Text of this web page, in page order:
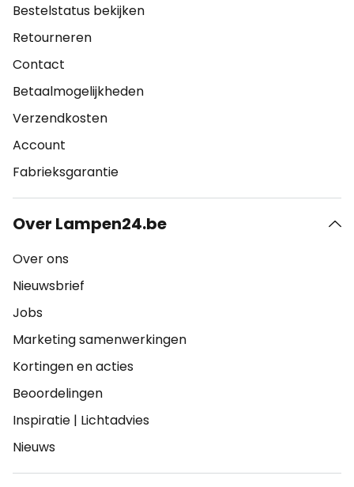
Bestelstatus bekijken
Retourneren
Contact
Betaalmogelijkheden
Verzendkosten
Account
Fabrieksgarantie
Over Lampen24.be
Over ons
Nieuwsbrief
Jobs
Marketing samenwerkingen
Kortingen en acties
Beoordelingen
Inspiratie | Lichtadvies
Nieuws